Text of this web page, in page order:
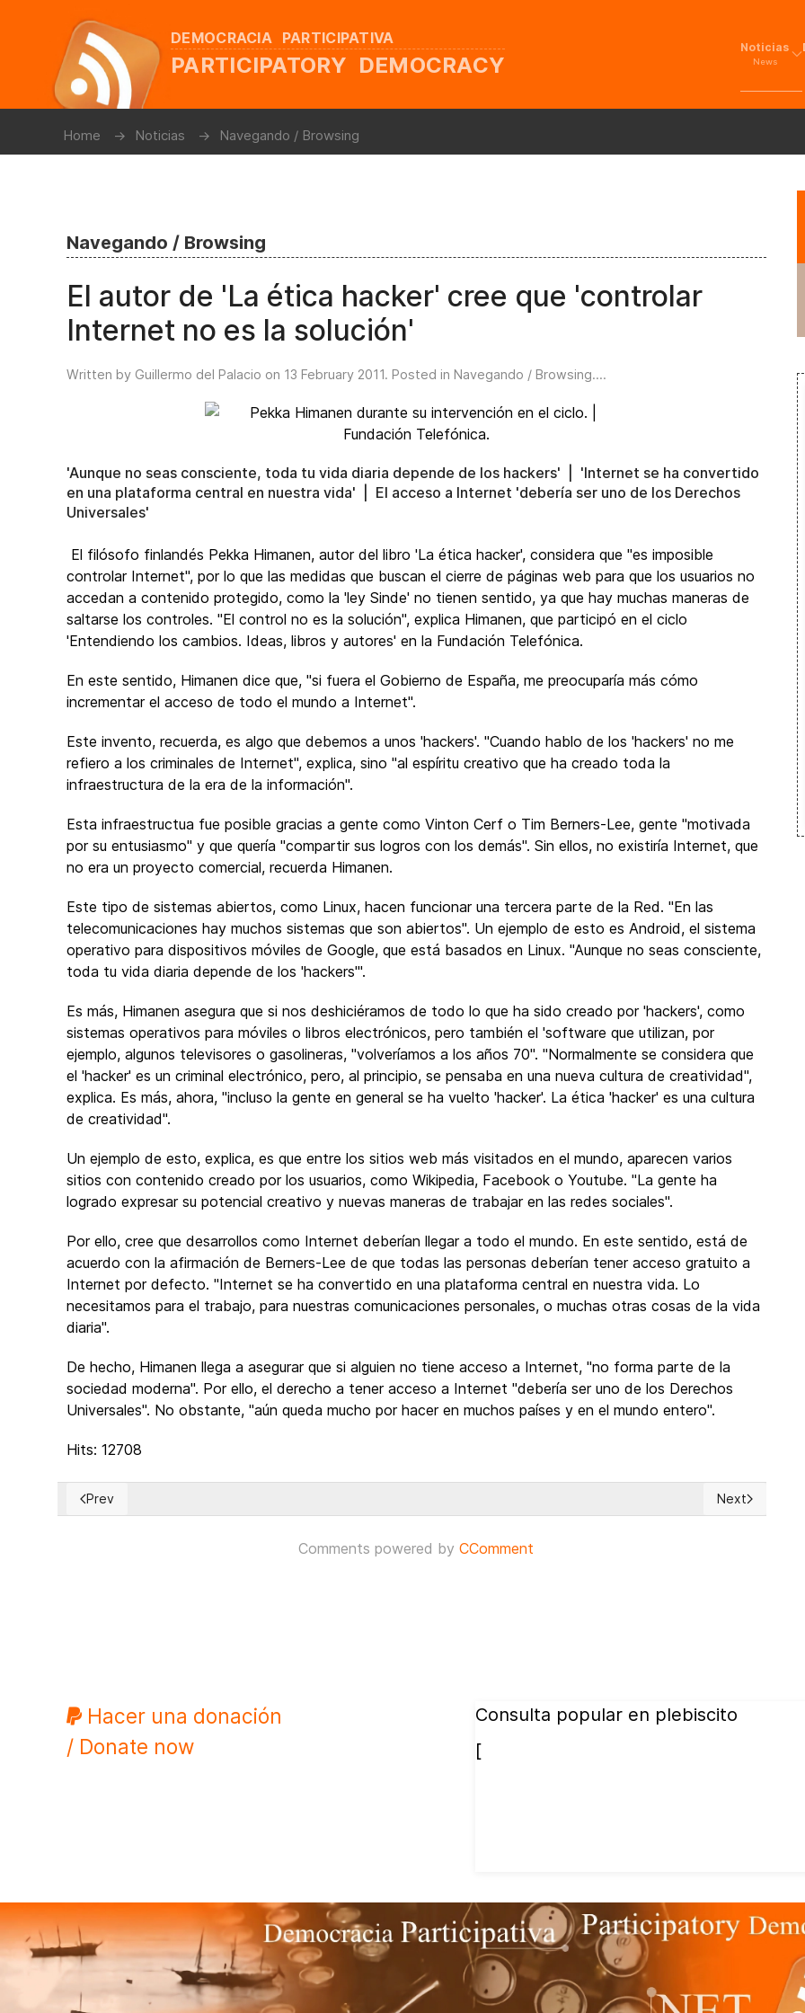
DEMOCRACIA PARTICIPATIVA
PARTICIPATORY DEMOCRACY
Noticias
News
Home Noticias Navegando / Browsing
Navegando / Browsing
El autor de 'La ética hacker' cree que 'controlar
Internet no es la solución'
Written by Guillermo del Palacio on 13 February 2011. Posted in Navegando / Browsing....
'Aunque no seas consciente, toda tu vida diaria depende de los hackers' | 'Internet se ha convertido
en una plataforma central en nuestra vida' | El acceso a Internet 'debería ser uno de los Derechos
Universales'
El filósofo finlandés Pekka Himanen, autor del libro 'La ética hacker', considera que "es imposible
controlar Internet", por lo que las medidas que buscan el cierre de páginas web para que los usuarios no
accedan a contenido protegido, como la 'ley Sinde' no tienen sentido, ya que hay muchas maneras de
saltarse los controles. "El control no es la solución", explica Himanen, que participó en el ciclo
'Entendiendo los cambios. Ideas, libros y autores' en la Fundación Telefónica.
En este sentido, Himanen dice que, "si fuera el Gobierno de España, me preocuparía más cómo
incrementar el acceso de todo el mundo a Internet".
Este invento, recuerda, es algo que debemos a unos 'hackers'. "Cuando hablo de los 'hackers' no me
refiero a los criminales de Internet", explica, sino "al espíritu creativo que ha creado toda la
infraestructura de la era de la información".
Esta infraestructua fue posible gracias a gente como Vinton Cerf o Tim Berners-Lee, gente "motivada
por su entusiasmo" y que quería "compartir sus logros con los demás". Sin ellos, no existiría Internet, que
no era un proyecto comercial, recuerda Himanen.
Este tipo de sistemas abiertos, como Linux, hacen funcionar una tercera parte de la Red. "En las
telecomunicaciones hay muchos sistemas que son abiertos". Un ejemplo de esto es Android, el sistema
operativo para dispositivos móviles de Google, que está basados en Linux. "Aunque no seas consciente,
toda tu vida diaria depende de los 'hackers'".
Es más, Himanen asegura que si nos deshiciéramos de todo lo que ha sido creado por 'hackers', como
sistemas operativos para móviles o libros electrónicos, pero también el 'software que utilizan, por
ejemplo, algunos televisores o gasolineras, "volveríamos a los años 70". "Normalmente se considera que
el 'hacker' es un criminal electrónico, pero, al principio, se pensaba en una nueva cultura de creatividad",
explica. Es más, ahora, "incluso la gente en general se ha vuelto 'hacker'. La ética 'hacker' es una cultura
de creatividad".
Un ejemplo de esto, explica, es que entre los sitios web más visitados en el mundo, aparecen varios
sitios con contenido creado por los usuarios, como Wikipedia, Facebook o Youtube. "La gente ha
logrado expresar su potencial creativo y nuevas maneras de trabajar en las redes sociales".
Por ello, cree que desarrollos como Internet deberían llegar a todo el mundo. En este sentido, está de
acuerdo con la afirmación de Berners-Lee de que todas las personas deberían tener acceso gratuito a
Internet por defecto. "Internet se ha convertido en una plataforma central en nuestra vida. Lo
necesitamos para el trabajo, para nuestras comunicaciones personales, o muchas otras cosas de la vida
diaria".
De hecho, Himanen llega a asegurar que si alguien no tiene acceso a Internet, "no forma parte de la
sociedad moderna". Por ello, el derecho a tener acceso a Internet "debería ser uno de los Derechos
Universales". No obstante, "aún queda mucho por hacer en muchos países y en el mundo entero".
Hits: 12708
Previous article: Pensamos que sabemos todo sobre Facebook pero no tenemos ni idea...
Prev Next article:
Next
Comments powered byCComment
Hacer una donación
/ Donate now
Consulta popular en plebiscito
[